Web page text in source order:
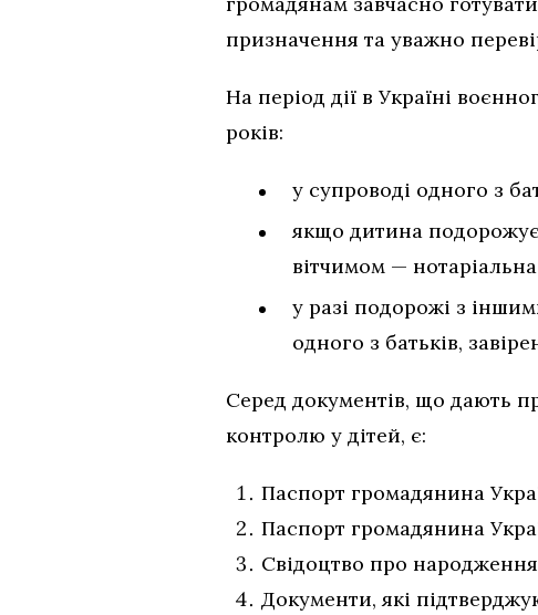
призначення та уважно
На період дії в Україні
років:
у супроводі одного з
якщо дитина
вітчимом —
у разі подорожі з
одного з батьків,
Серед документів, що дають
контролю у дітей, є:
Паспорт громадянина
Паспорт громадянина
Свідоцтво про
Документи, які